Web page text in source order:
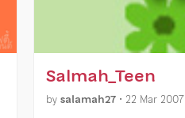
Salmah_Teen
bysalamah27 • 22 Mar 2007